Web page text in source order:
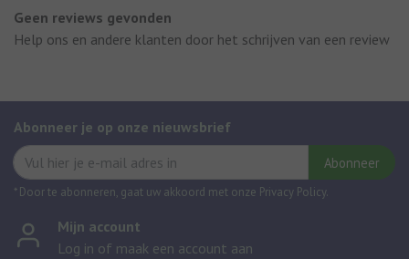
Geen reviews gevonden
Help ons en andere klanten door het schrijven van een review
Abonneer je op onze nieuwsbrief
Abonneer
* Door te abonneren, gaat uw akkoord met onze Privacy Policy.
Mijn account
Log in of maak een account aan